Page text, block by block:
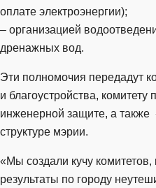
оплате электроэнергии);
– организацией
дренажных вод.
Эти полномочия передадут
и благоустройства, комитету
инженерной защите, а
структуре мэрии.
«Мы создали кучу комитетов,
результаты по городу